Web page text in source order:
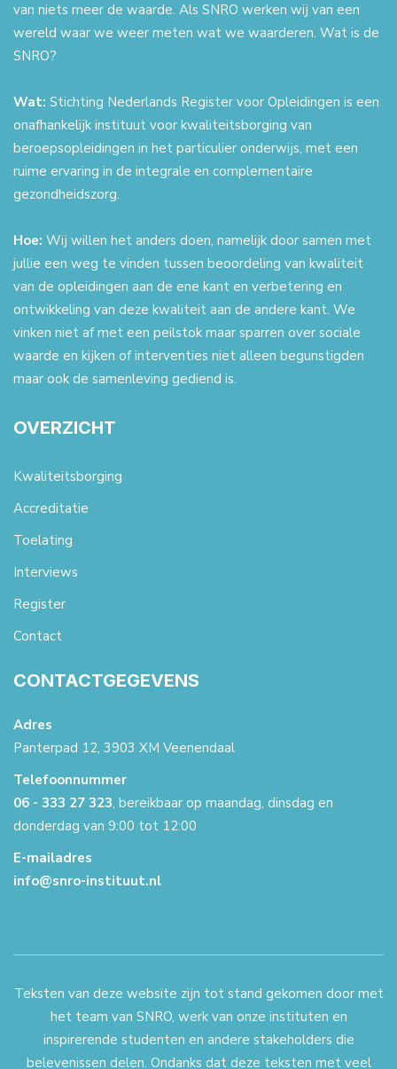
van niets meer de waarde. Als SNRO werken wij van een
wereld waar we weer meten wat we waarderen. Wat is de
SNRO?
Wat: Stichting Nederlands Register voor Opleidingen is een
onafhankelijk instituut voor kwaliteitsborging van
beroepsopleidingen in het particulier onderwijs, met een
ruime ervaring in de integrale en complementaire
gezondheidszorg.
Hoe: Wij willen het anders doen, namelijk door samen met
jullie een weg te vinden tussen beoordeling van kwaliteit
van de opleidingen aan de ene kant en verbetering en
ontwikkeling van deze kwaliteit aan de andere kant. We
vinken niet af met een peilstok maar sparren over sociale
waarde en kijken of interventies niet alleen begunstigden
maar ook de samenleving gediend is.
OVERZICHT
Kwaliteitsborging
Accreditatie
Toelating
Interviews
Register
Contact
CONTACTGEGEVENS
Adres
Panterpad 12, 3903 XM Veenendaal
Telefoonnummer
06 - 333 27 323, bereikbaar op maandag, dinsdag en
donderdag van 9:00 tot 12:00
E-mailadres
info@snro-instituut.nl
Teksten van deze website zijn tot stand gekomen door met
het team van SNRO, werk van onze instituten en
inspirerende studenten en andere stakeholders die
belevenissen delen. Ondanks dat deze teksten met veel